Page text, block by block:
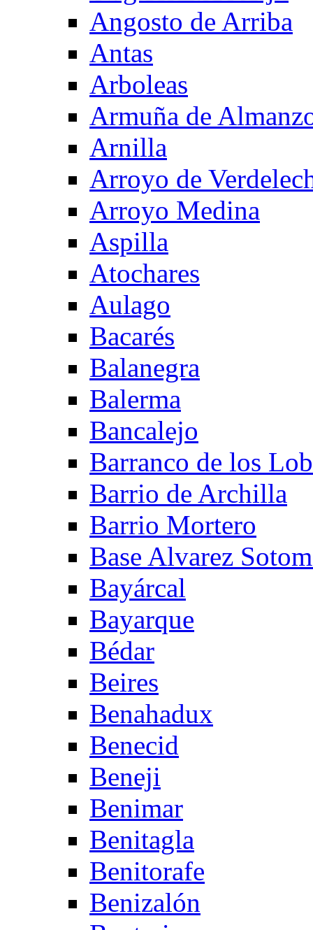
Angosto de Arriba
Antas
Arboleas
Armuña de
Arnilla
Arroyo de
Arroyo Medina
Aspilla
Atochares
Aulago
Bacarés
Balanegra
Balerma
Bancalejo
Barranco de los
Barrio de Archilla
Barrio Mortero
Base Alvarez
Bayárcal
Bayarque
Bédar
Beires
Benahadux
Benecid
Beneji
Benimar
Benitagla
Benitorafe
Benizalón